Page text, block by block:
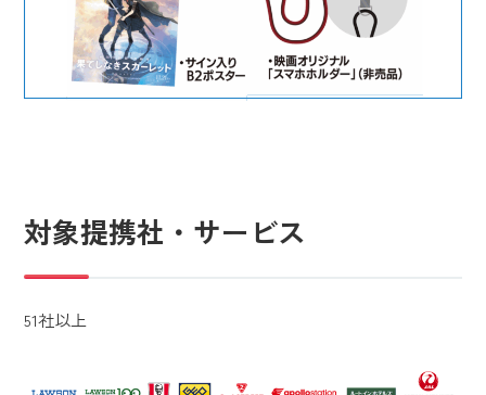
対象提携社・サービス
51社以上